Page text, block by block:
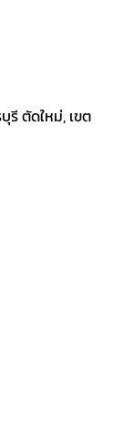
รี ตัดใหม่, เขต